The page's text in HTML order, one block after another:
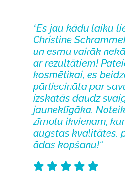
“Es jau kādu laiku
Christine
un esmu vairāk
ar rezultātiem!
kosmētikai, es
pārliecināta par
izskatās daudz
jauneklīgāka.
zīmolu ikvienam,
augstas kvalitātes,
ādas kopšanu!“
“Patīk visiem
pilnīgi visiem, it
virs 40 kurām
grumbiņu pazīmes!“
Marta P.
“Lietoju Dr. med.
Schrammek ādas
līdzekļus jau
ikdiena bez tiem nav
iedomājama. Sniedz
rezultātus un liek
komfortabli. Tonālo
pilnībā aizstājusi ar
Blemish Balm!“
Elizabete G.